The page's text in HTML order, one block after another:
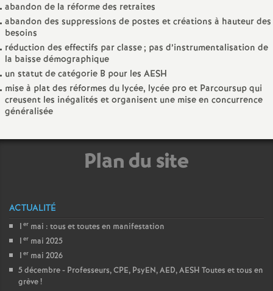
m
n
t
e
abandon de la réforme des retraites
abandon des suppressions de postes et créations à hauteur des
besoins
réduction des effectifs par classe; pas d’instrumentalisation de
la baisse démographique
un statut de catégorie B pour les AESH
mise à plat des réformes du lycée, lycée pro et Parcoursup qui
creusent les inégalités et organisent une mise en concurrence
généralisée
Plan du site
ACTUALITÉ
1 er mai : tous et toutes en manifestation
1 er mai 2025
1 er mai 2026
5 décembre - Professeurs, CPE, PsyEN, AED, AESH Toutes et tous en
grève!